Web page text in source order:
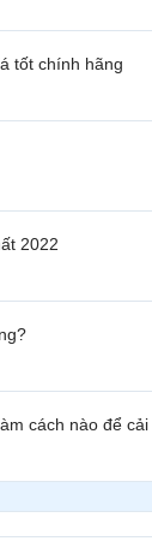
tốt chính hãng
2022
cách nào để cải